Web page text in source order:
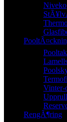
Niveko
Pooltak
Vinter-
RengÃ¶ring